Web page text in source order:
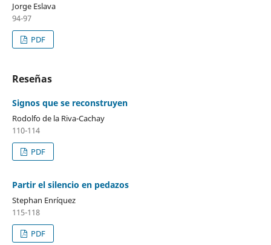
Jorge Eslava
94-97
PDF
Reseñas
Signos que se reconstruyen
Rodolfo de la Riva-Cachay
110-114
PDF
Partir el silencio en pedazos
Stephan Enríquez
115-118
PDF